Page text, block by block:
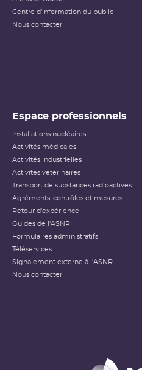
Centre d'information du public
Nous contacter
Espace professionnels
Installations nucléaires
Activités médicales
Activités industrielles
Activités vétérinaires
Transport de substances radioactives
Agréments, contrôles et mesures
Retour d'expérience
Guides de l'ASNR
Formulaires administratifs
Téléservices
Signalement externe à l'ASNR
Nous contacter